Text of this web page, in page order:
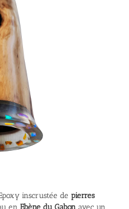
inscrustée de pierres
en Ebène du Gabon avec un